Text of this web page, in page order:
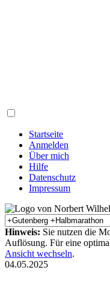
Startseite
Anmelden
Über mich
Hilfe
Datenschutz
Impressum
Hinweis: Sie nutzen die
Auflösung. Für eine
Ansicht wechseln.
04.05.2025